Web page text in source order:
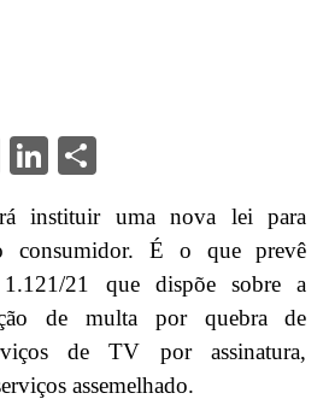
Messenger
LinkedIn
Share
instituir uma nova lei para
consumidor. É o que prevê
21 que dispõe sobre a
de multa por quebra de
de TV por assinatura,
assemelhado.